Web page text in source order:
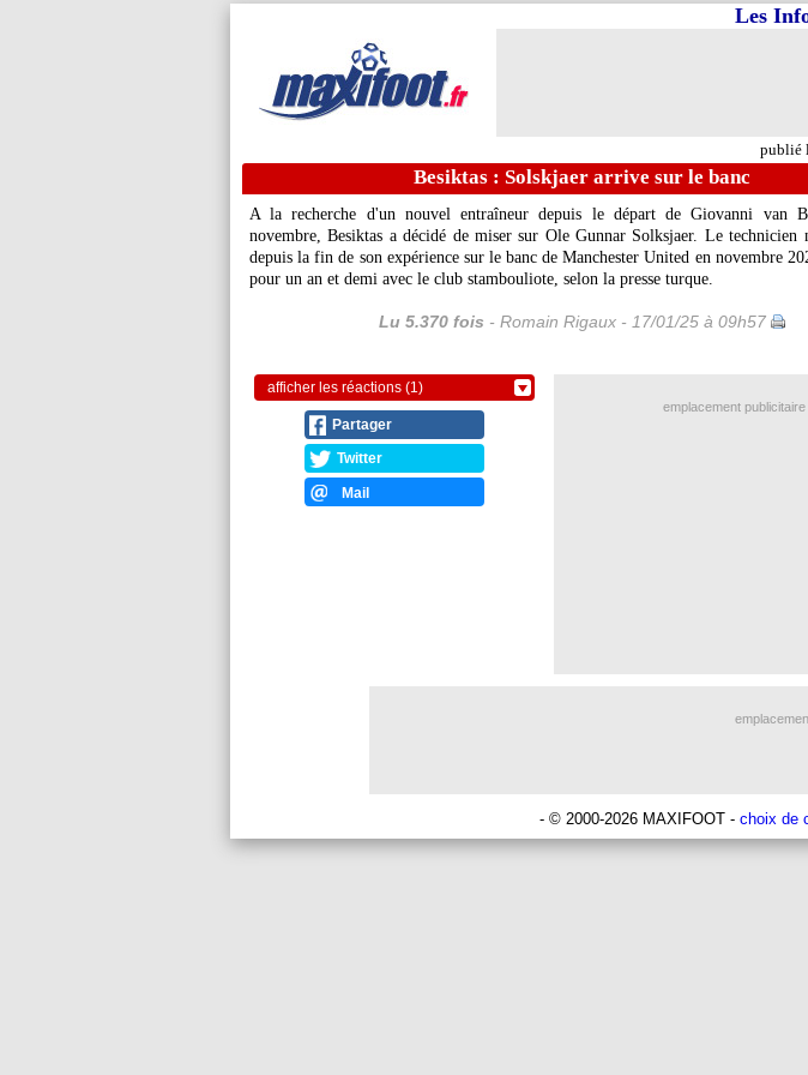
publié
Les
Besiktas : Solskjaer arrive sur le banc
A la recherche d'un nouvel entraîneur depuis le départ de Giovanni van
novembre, Besiktas a décidé de miser sur Ole Gunnar Solksjaer. Le technicien
depuis la fin de son expérience sur le banc de Manchester United en novembre
pour un an et demi avec le club stambouliote, selon la presse turque.
Lu 5.370 fois - Romain Rigaux - 17/01/25 à 09h57
afficher les réactions (1)
Partager
Twitter
Mail
emplacement publicitaire
- © 2000-2026 MAXIFOOT - choix de